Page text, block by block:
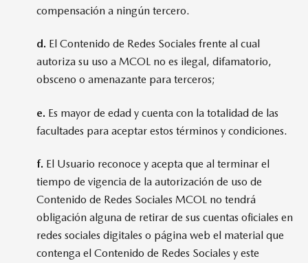
compensación a ningún tercero.
d. El Contenido de Redes Sociales frente al cual
autoriza su uso a MCOL no es ilegal, difamatorio,
obsceno o amenazante para terceros;
e. Es mayor de edad y cuenta con la totalidad de las
facultades para aceptar estos términos y condiciones.
f. El Usuario reconoce y acepta que al terminar el
tiempo de vigencia de la autorización de uso de
Contenido de Redes Sociales MCOL no tendrá
obligación alguna de retirar de sus cuentas oficiales en
redes sociales digitales o página web el material que
contenga el Contenido de Redes Sociales y este